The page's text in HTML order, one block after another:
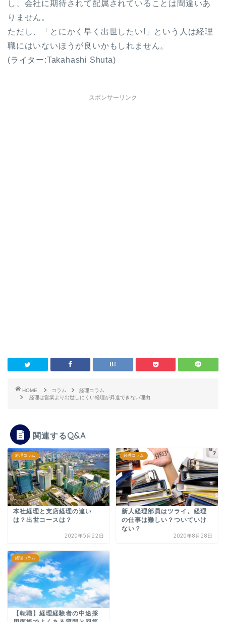
し、会社に期待されて配属されていることは間違いあ
りません。
ただし、「とにかく早く出世したい!」という人は経理
職にはいないほうが良いかもしれません。
(ライター:Takahashi Shuta)
スポンサーリンク
HOME コラム
経理コラム
経理は営業より出世しにくい経理が昇進できない理由
関連するQ&A
経理コラム
本社経理と支店経理の違い
は？出世コースは？
2020年5月22日
経理コラム
新人経理部員はツライ。経理
の仕事は難しい？ついていけ
ない？
2020年8月28日
経理コラム
【転職】経理経験者の中途採